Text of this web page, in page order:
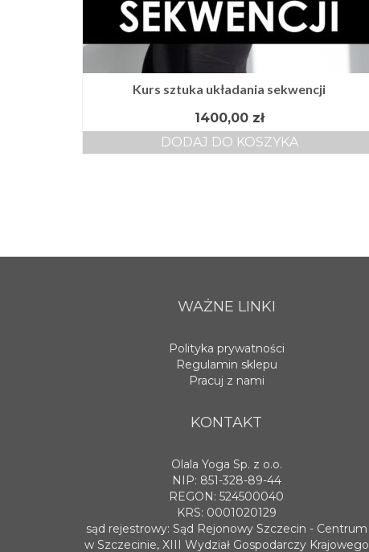
Kurs sztuka układania sekwencji
1400,00 zł
DODAJ DO KOSZYKA
WAŻNE LINKI
Polityka prywatności
Regulamin sklepu
Pracuj z nami
KONTAKT
Olala Yoga Sp. z o.o.
NIP: 851-328-89-44
REGON: 524500040
KRS: 0001020129
sąd rejestrowy: Sąd Rejonowy Szczecin - Centrum
w Szczecinie, XIII Wydział Gospodarczy Krajowego